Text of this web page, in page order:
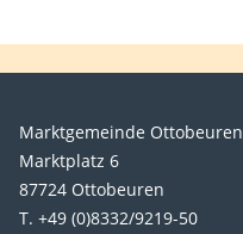
Marktgemeinde Ottobeuren
Marktplatz 6
87724 Ottobeuren
T. +49 (0)8332/9219-50